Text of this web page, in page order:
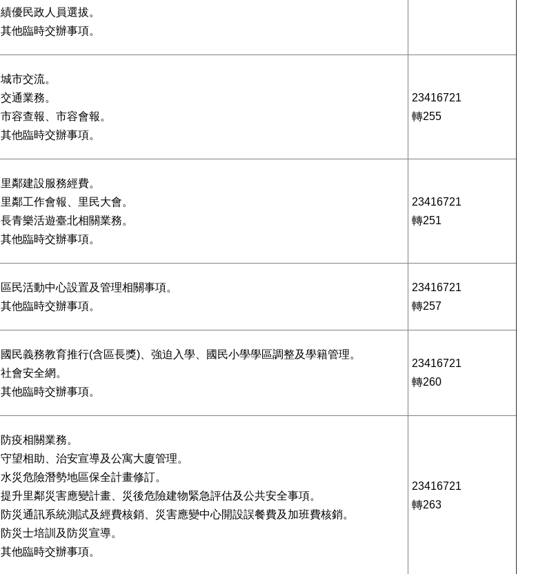
績優民政人員選拔。
其他臨時交辦事項。
城市交流。
交通業務。
市容查報、市容會報。
其他臨時交辦事項。
23416721
轉255
里鄰建設服務經費。
里鄰工作會報、里民大會。
長青樂活遊臺北相關業務。
其他臨時交辦事項。
23416721
轉251
區民活動中心設置及管理相關事項。
其他臨時交辦事項。
23416721
轉257
國民義務教育推行(含區長獎)、強迫入學、國民小學學區調整及學籍管理。
社會安全網。
其他臨時交辦事項。
23416721
轉260
防疫相關業務。
守望相助、治安宣導及公寓大廈管理。
水災危險潛勢地區保全計畫修訂。
提升里鄰災害應變計畫、災後危險建物緊急評估及公共安全事項。
防災通訊系統測試及經費核銷、災害應變中心開設誤餐費及加班費核銷。
防災士培訓及防災宣導。
其他臨時交辦事項。
23416721
轉263